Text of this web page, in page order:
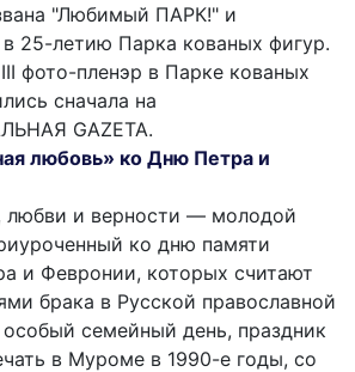
"Любимый ПАРК!" и
в 25-летию Парка кованых фигур.
фото-пленэр в Парке кованых
сначала на
GAZЕТА.
любовь» ко Дню Петра и
любви и верности — молодой
ко дню памяти
и Февронии, которых считают
брака в Русской православной
семейный день, праздник
в Муроме в 1990-е годы, со